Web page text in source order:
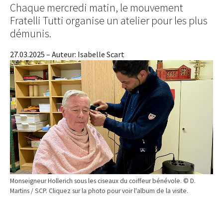
Monseigneur Hollerich sous les ciseaux du coiffeur bénévole. © D.
Martins / SCP. Cliquez sur la photo pour voir l'album de la visite.
Chaque mercredi matin, le mouvement
Fratelli Tutti organise un atelier pour les plus
démunis.
27.03.2025 – Auteur: Isabelle Scart